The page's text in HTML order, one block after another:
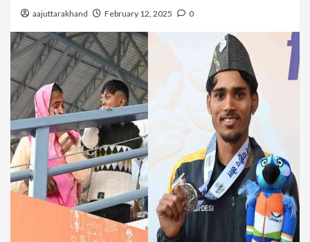
aajuttarakhand February 12, 2025 0